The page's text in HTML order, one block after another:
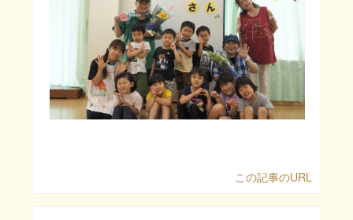
この記事のURL